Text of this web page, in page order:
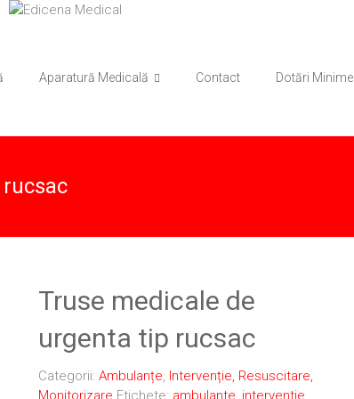
Aparatură Medicală Contact Dotări Minime
Truse medicale de
urgenta tip rucsac
Categorii:Ambulanțe, Intervenție, Resuscitare,
Monitorizare Etichete: ambulante, interventie